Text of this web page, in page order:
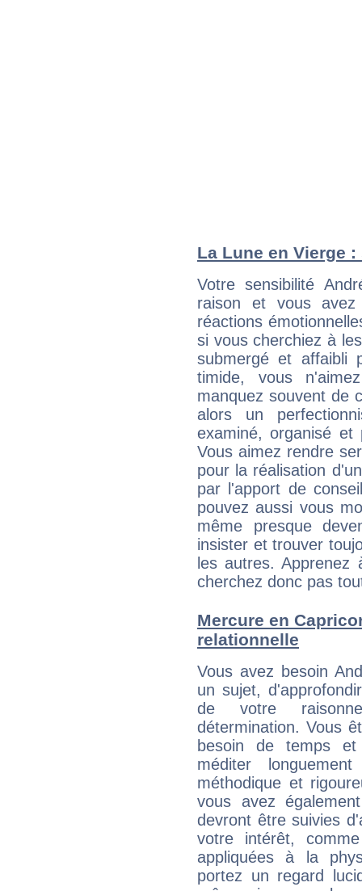
La Lune en Vierge
Votre sensibilité
raison et vous
réactions
si vous cherchiez à
submergé et affaibli
timide, vous
manquez souvent de
alors un
examiné, organisé et
Vous aimez rendre
pour la réalisation
par l'apport de
pouvez aussi vous
même presque
insister et trouver
les autres.
cherchez donc pas
Mercure en
relationnelle
Vous avez besoin
un sujet,
de votre
détermination. Vous
besoin de temps et
méditer
méthodique et
vous avez
devront être suivies
votre intérêt,
appliquées à la
portez un regard